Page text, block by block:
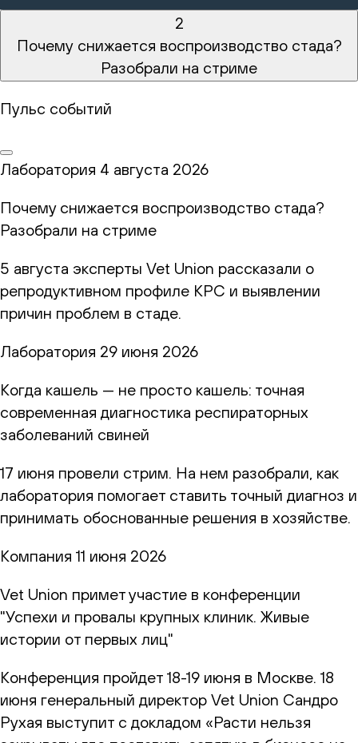
2
Почему снижается воспроизводство стада?
Разобрали на стриме
Пульс событий
Лаборатория 4 августа 2026
Почему снижается воспроизводство стада?
Разобрали на стриме
5 августа эксперты Vet Union рассказали о
репродуктивном профиле КРС и выявлении
причин проблем в стаде.
Лаборатория 29 июня 2026
Когда кашель — не просто кашель: точная
современная диагностика респираторных
заболеваний свиней
17 июня провели стрим. На нем разобрали, как
лаборатория помогает ставить точный диагноз и
принимать обоснованные решения в хозяйстве.
Компания 11 июня 2026
Vet Union примет участие в конференции
"Успехи и провалы крупных клиник. Живые
истории от первых лиц"
Конференция пройдет 18-19 июня в Москве. 18
июня генеральный директор Vet Union Сандро
Рухая выступит с докладом «Расти нельзя